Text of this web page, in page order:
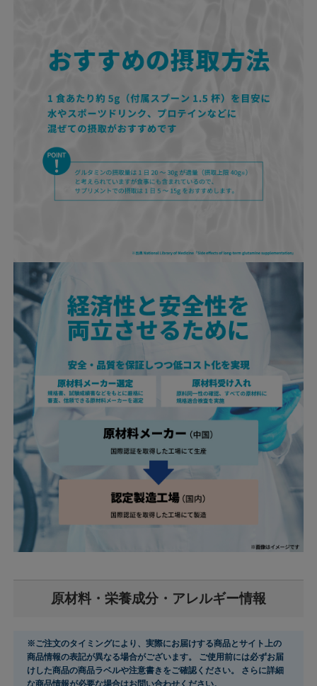
原材料・栄養成分・アレルギー情報
※ご注文のタイミングにより、実際にお届けする商品とサイト上の
商品情報の表記が異なる場合がございます。 ご使用前には必ずお届
けした商品の商品ラベルや注意書きをご確認ください。 さらに詳細